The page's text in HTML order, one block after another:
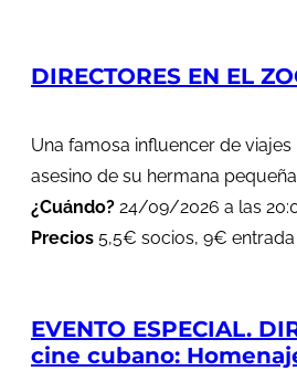
DIRECTORES EN EL
Una famosa influencer de
asesino de su hermana
¿Cuándo? 24/09/2026 a las
Precios 5,5€ socios, 9€ entrada
EVENTO ESPECIAL.
cine cubano: